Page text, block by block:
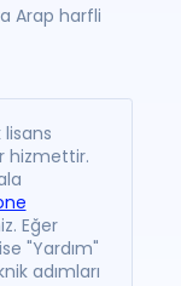
Arap harfli
hizmettir.
Eğer
"Yardım"
adımları